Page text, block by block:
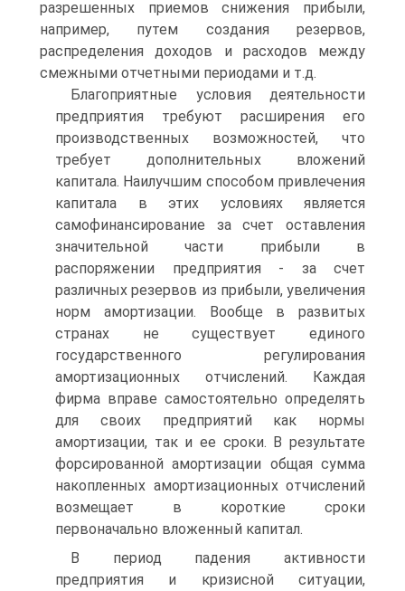
разрешенных приемов снижения прибыли,
например, путем создания резервов,
распределения доходов и расходов между
смежными отчетными периодами и т.д.
Благоприятные условия деятельности
предприятия требуют расширения его
производственных возможностей, что
требует дополнительных вложений
капитала. Наилучшим способом привлечения
капитала в этих условиях является
самофинансирование за счет оставления
значительной части прибыли в
распоряжении предприятия - за счет
различных резервов из прибыли, увеличения
норм амортизации. Вообще в развитых
странах не существует единого
государственного регулирования
амортизационных отчислений. Каждая
фирма вправе самостоятельно определять
для своих предприятий как нормы
амортизации, так и ее сроки. В результате
форсированной амортизации общая сумма
накопленных амортизационных отчислений
возмещает в короткие сроки
первоначально вложенный капитал.
В период падения активности
предприятия и кризисной ситуации,